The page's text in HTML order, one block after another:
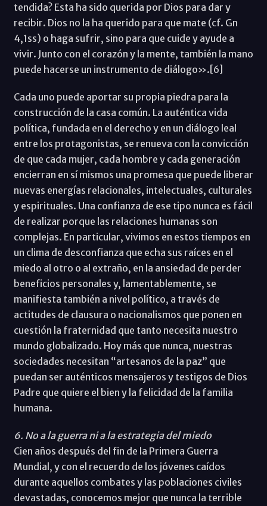
tendida? Esta ha sido querida por Dios para dar y
recibir. Dios no la ha querido para que mate (cf. Gn
4,1ss) o haga sufrir, sino para que cuide y ayude a
vivir. Junto con el corazón y la mente, también la mano
puede hacerse un instrumento de diálogo».[6]
Cada uno puede aportar su propia piedra para la
construcción de la casa común. La auténtica vida
política, fundada en el derecho y en un diálogo leal
entre los protagonistas, se renueva con la convicción
de que cada mujer, cada hombre y cada generación
encierran en sí mismos una promesa que puede liberar
nuevas energías relacionales, intelectuales, culturales
y espirituales. Una confianza de ese tipo nunca es fácil
de realizar porque las relaciones humanas son
complejas. En particular, vivimos en estos tiempos en
un clima de desconfianza que echa sus raíces en el
miedo al otro o al extraño, en la ansiedad de perder
beneficios personales y, lamentablemente, se
manifiesta también a nivel político, a través de
actitudes de clausura o nacionalismos que ponen en
cuestión la fraternidad que tanto necesita nuestro
mundo globalizado. Hoy más que nunca, nuestras
sociedades necesitan “artesanos de la paz” que
puedan ser auténticos mensajeros y testigos de Dios
Padre que quiere el bien y la felicidad de la familia
humana.
6. No a la guerra ni a la estrategia del miedo
Cien años después del fin de la Primera Guerra
Mundial, y con el recuerdo de los jóvenes caídos
durante aquellos combates y las poblaciones civiles
devastadas, conocemos mejor que nunca la terrible